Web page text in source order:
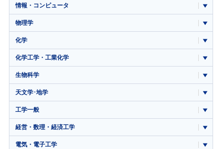
情報・コンピュータ
物理学
化学
化学工学・工業化学
生物科学
天文学･地学
工学一般
経営・数理・経済工学
電気・電子工学